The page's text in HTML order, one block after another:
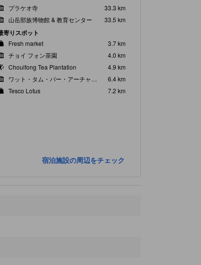
プラケオ寺
33.3 km
山岳部族博物館 & 教育センター
33.5 km
寄りスポット
Fresh market
3.7 km
チョイ フォン茶園
4.0 km
Chouifong Tea Plantation
4.9 km
ワット・タム・パー・アーチャー・トン
6.4 km
Tesco Lotus
7.2 km
宿泊施設の周辺をチェック